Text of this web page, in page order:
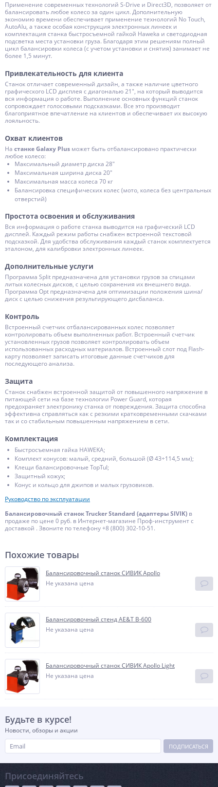
Применение современных технологий S-Drive и Direct3D, позволяет от
балансировать любое колесо за один цикл. Дополнительную
экономию времени обеспечивает применение технологий No Touch,
AutoAlu, а также особая конструкция электронных линеек и
комплектация станка быстросъемной гайкой Haweka и светодиодная
подсветка места установки груза. Благодаря этим решениям полный
цикл балансировки колеса (с учетом установки и снятия) занимает не
более 1,5 минут.
Привлекательность для клиента
Станок отличает современный дизайн, а также наличие цветного
графического LCD дисплея с диагональю 21″, на который выводится
вся информация о работе. Выполнение основных функций станок
сопровождает голосовыми подсказками. Все это производит
благоприятное впечатление на клиентов и обеспечивает их высокую
лояльность.
Охват клиентов
На станке Galaxy Plus может быть отбалансировано практически
любое колесо:
Максимальный диаметр диска 28″
Максимальная ширина диска 20″
Максимальная масса колеса 70 кг
Балансировка специфических колес (мото, колеса без центральных
отверстий)
Простота освоения и обслуживания
Вся информация о работе станка выводится на графический LCD
дисплей. Каждый режим работы снабжен встроенной текстовой
подсказкой. Для удобства обслуживания каждый станок комплектуется
эталоном, для калибровки электронных линеек.
Дополнительные услуги
Программа Split предназначена для установки грузов за спицами
литых колесных дисков, с целью сохранения их внешнего вида.
Программа Opt предназначена для оптимизации положения шина/
диск с целью снижения результирующего дисбаланса.
Контроль
Встроенный счетчик отбалансированных колес позволяет
контролировать объем выполненных работ. Встроенный счетчик
установленных грузов позволяет контролировать объем
использованных расходных материалов. Встроенный слот под Flash-
карту позволяет записать итоговые данные счетчиков для
последующего анализа.
Защита
Станок снабжен встроенной защитой от повышенного напряжение в
питающей сети на базе технологии Power Guard, которая
предохраняет электронику станка от повреждения. Защита способна
эффективна справляться как с резкими кратковременными скачками
так и со стабильным повышенным напряжением в сети.
Комплектация
Быстросъемная гайка HAWEKA;
Комплект конусов: малый, средний, большой (Ø 43÷114,5 мм);
Клещи балансировочные TopTul;
Защитный кожух;
Конус и кольцо для джипов и малых грузовиков.
Руководство по эксплуатации
Балансировочный станок Trucker Standard (адаптеры SIVIK) в
продаже по цене 0 руб. в Интернет-магазине Проф-инструмент с
доставкой . Звоните по телефону +8 (800) 302-10-51.
Похожие товары
Балансировочный станок СИВИК Apollo
Не указана цена
Балансировочный стенд AE&T B-600
Не указана цена
Балансировочный станок СИВИК Apollo Light
Не указана цена
Будьте в курсе!
Новости, обзоры и акции
ПОДПИСАТЬСЯ
Присоединяйтесь